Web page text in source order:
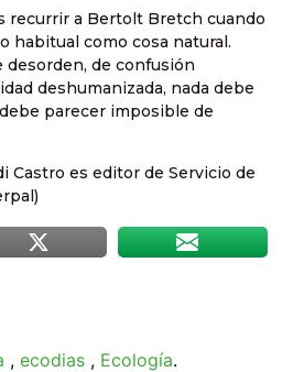
recurrir a Bertolt Bretch cuando
habitual como cosa natural.
de confusión
deshumanizada, nada debe
parecer imposible de
Castro es editor de Servicio de
, ecodias , Ecología.